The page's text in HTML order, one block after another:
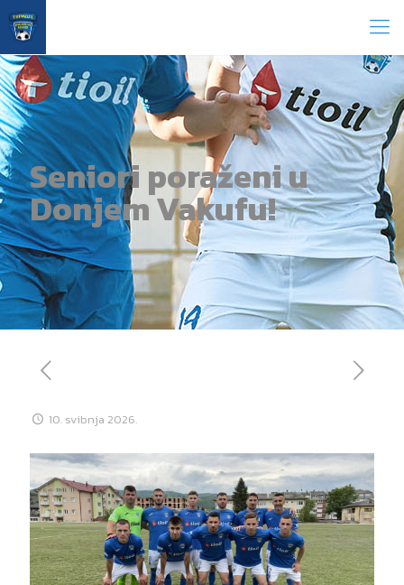
Seniori poraženi u
Donjem Vakufu!
10. svibnja 2026.